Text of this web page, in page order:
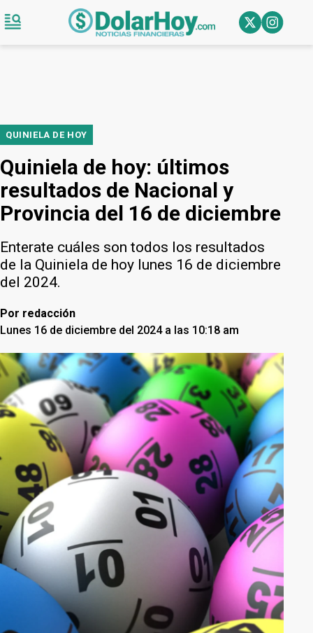
QUINIELA DE HOY
Quiniela de hoy: últimos
resultados de Nacional y
Provincia del 16 de diciembre
Enterate cuáles son todos los resultados
de la Quiniela de hoy lunes 16 de diciembre
del 2024.
Por redacción
Lunes 16 de diciembre del 2024 a las 10:18 am